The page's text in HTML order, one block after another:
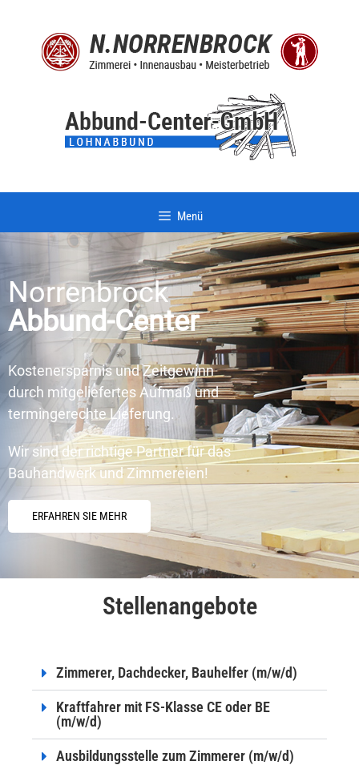
Menü
Norrenbrock
Abbund-Center
Kostenersparnis und Zeitgewinn
durch mitgeliefertes Aufmaß und
termingerechte Lieferung.
Wir sind der richtige Partner für das
Bauhandwerk und Zimmereien!
ERFAHREN SIE MEHR
Stellenangebote
Zimmerer, Dachdecker, Bauhelfer (m/w/d)
Kraftfahrer mit FS-Klasse CE oder BE
(m/w/d)
Ausbildungsstelle zum Zimmerer (m/w/d)